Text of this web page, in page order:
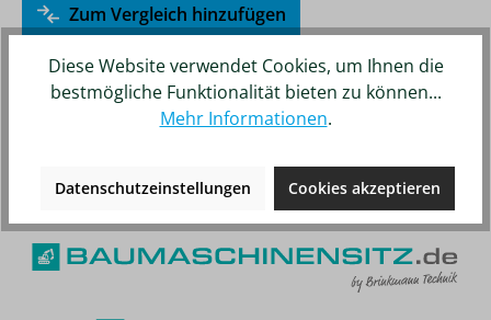
Zum Vergleich hinzufügen
Unsere weiteren Online-Shops
Diese Website verwendet Cookies, um Ihnen die
bestmögliche Funktionalität bieten zu können...
Mehr Informationen.
Datenschutzeinstellungen Cookies akzeptieren